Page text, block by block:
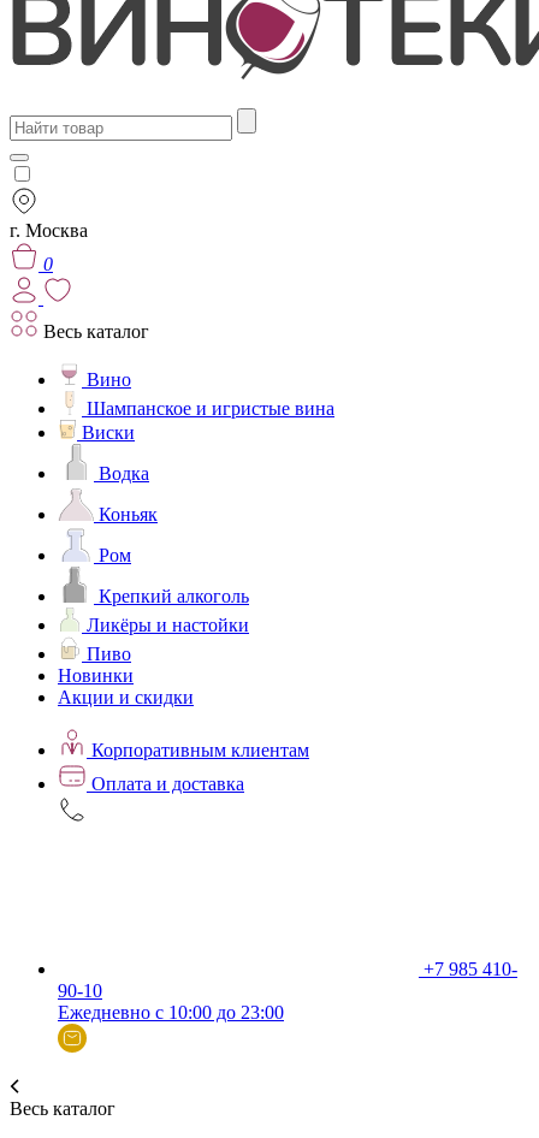
г. Москва
0
Весь каталог
Вино
Шампанское и игристые вина
Виски
Водка
Коньяк
Ром
Крепкий алкоголь
Ликёры и настойки
Пиво
Новинки
Акции и скидки
Корпоративным клиентам
Оплата и доставка
+7 985 410-
90-10
Ежедневно с 10:00 до 23:00
Весь каталог